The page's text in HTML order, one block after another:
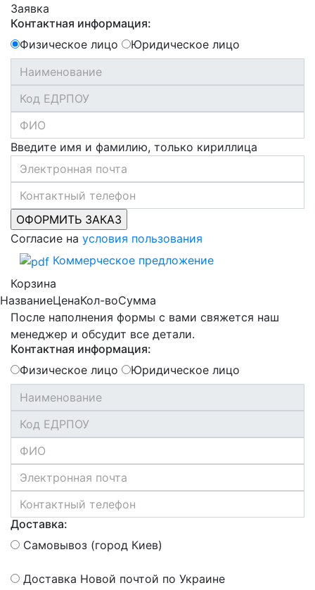
Заявка
Контактная информация:
Физическое лицо
Юридическое лицо
Введите имя и фамилию, только кириллица
Согласие на условия пользования
Коммерческое предложение
Корзина
НазваниеЦенаКол-воСумма
После наполнения формы с вами свяжется наш
менеджер и обсудит все детали.
Контактная информация:
Физическое лицо
Юридическое лицо
Доставка:
Самовывоз (город Киев)
Доставка Новой почтой по Украине